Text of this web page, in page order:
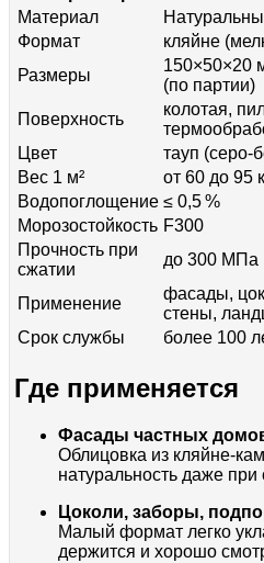
Материал
Формат
кляйне
Размеры
150×50×20
(по партии)
Поверхность
колотая,
Цвет
тауп (серо-
Вес 1 м²
от 60 до 95
Водопоглощение ≤ 0,5 %
Морозостойкость F300
Прочность при
сжатии
до 300 МПа
Применение
фасады,
стены,
Срок службы
более 100
Где применяется
Фасады частных
Облицовка из кляйне-
натуральность даже
Цоколи, заборы,
Малый формат легко
держится и хорошо